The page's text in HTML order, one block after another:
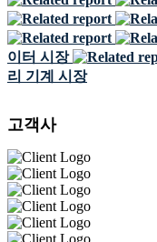
이터 시장
리 기계 시장
고객사